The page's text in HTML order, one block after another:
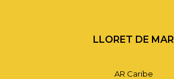
LLORET DE MAR
AR Caribe